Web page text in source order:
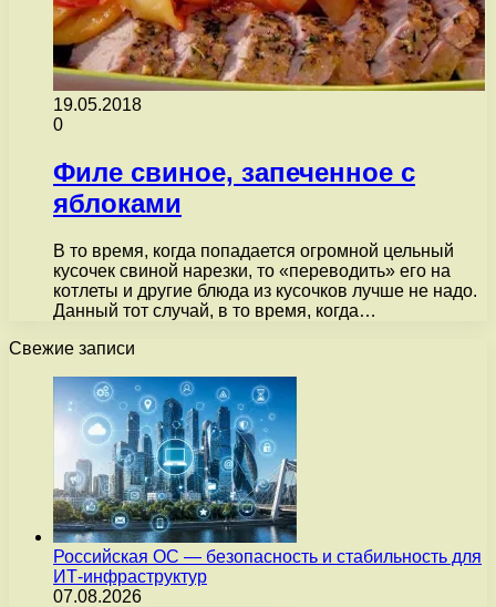
19.05.2018
0
Филе свиное, запеченное с
яблоками
В то время, когда попадается огромной цельный
кусочек свиной нарезки, то «переводить» его на
котлеты и другие блюда из кусочков лучше не надо.
Данный тот случай, в то время, когда…
Свежие записи
Российская ОС — безопасность и стабильность для
ИТ-инфраструктур
07.08.2026